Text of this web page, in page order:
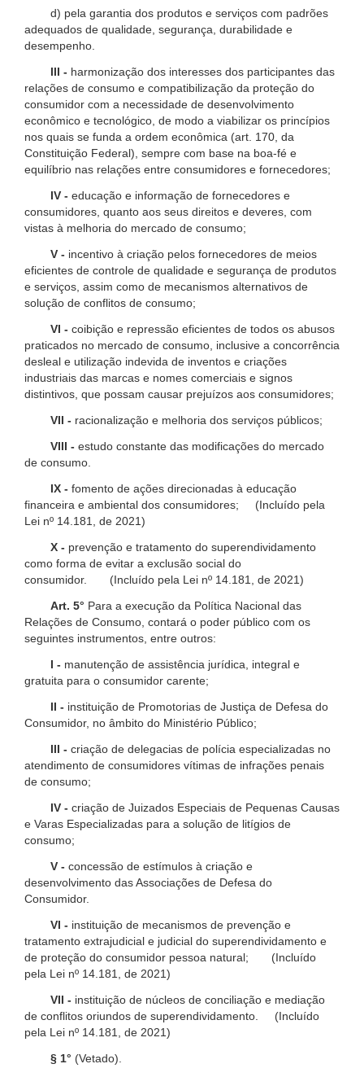
d) pela garantia dos produtos e serviços com padrões
adequados de qualidade, segurança, durabilidade e
desempenho.
III - harmonização dos interesses dos participantes das
relações de consumo e compatibilização da proteção do
consumidor com a necessidade de desenvolvimento
econômico e tecnológico, de modo a viabilizar os princípios
nos quais se funda a ordem econômica (art. 170, da
Constituição Federal), sempre com base na boa-fé e
equilíbrio nas relações entre consumidores e fornecedores;
IV - educação e informação de fornecedores e
consumidores, quanto aos seus direitos e deveres, com
vistas à melhoria do mercado de consumo;
V - incentivo à criação pelos fornecedores de meios
eficientes de controle de qualidade e segurança de produtos
e serviços, assim como de mecanismos alternativos de
solução de conflitos de consumo;
VI - coibição e repressão eficientes de todos os abusos
praticados no mercado de consumo, inclusive a concorrência
desleal e utilização indevida de inventos e criações
industriais das marcas e nomes comerciais e signos
distintivos, que possam causar prejuízos aos consumidores;
VII - racionalização e melhoria dos serviços públicos;
VIII - estudo constante das modificações do mercado
de consumo.
IX - fomento de ações direcionadas à educação
financeira e ambiental dos consumidores; (Incluído pela
Lei nº 14.181, de 2021)
X - prevenção e tratamento do superendividamento
como forma de evitar a exclusão social do
consumidor. (Incluído pela Lei nº 14.181, de 2021)
Art. 5° Para a execução da Política Nacional das
Relações de Consumo, contará o poder público com os
seguintes instrumentos, entre outros:
I - manutenção de assistência jurídica, integral e
gratuita para o consumidor carente;
II - instituição de Promotorias de Justiça de Defesa do
Consumidor, no âmbito do Ministério Público;
III - criação de delegacias de polícia especializadas no
atendimento de consumidores vítimas de infrações penais
de consumo;
IV - criação de Juizados Especiais de Pequenas Causas
e Varas Especializadas para a solução de litígios de
consumo;
V - concessão de estímulos à criação e
desenvolvimento das Associações de Defesa do
Consumidor.
VI - instituição de mecanismos de prevenção e
tratamento extrajudicial e judicial do superendividamento e
de proteção do consumidor pessoa natural; (Incluído
pela Lei nº 14.181, de 2021)
VII - instituição de núcleos de conciliação e mediação
de conflitos oriundos de superendividamento. (Incluído
pela Lei nº 14.181, de 2021)
§ 1° (Vetado).